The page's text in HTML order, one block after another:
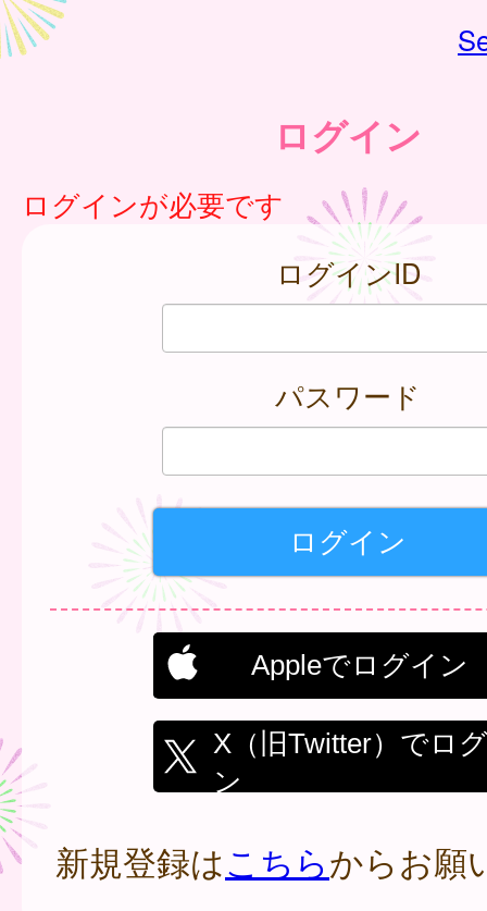
ログイン
ログインが必要です
ログインID
パスワード
Appleでログイン
X（旧Twitter）でロ
ン
新規登録はこちらからお願